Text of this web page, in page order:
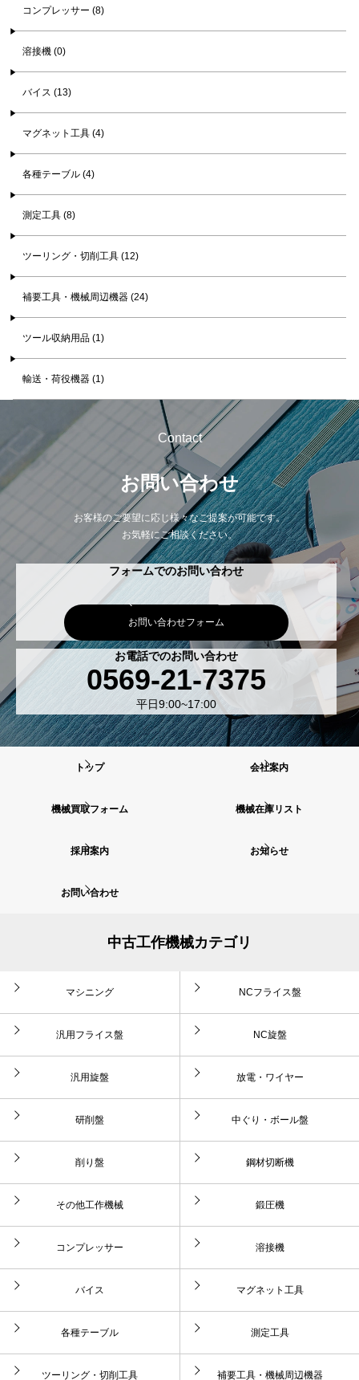
コンプレッサー (8)
溶接機 (0)
バイス (13)
マグネット工具 (4)
各種テーブル (4)
測定工具 (8)
ツーリング・切削工具 (12)
補要工具・機械周辺機器 (24)
ツール収納用品 (1)
輸送・荷役機器 (1)
Contact
お問い合わせ
お客様のご要望に応じ様々なご提案が可能です。
お気軽にご相談ください。
フォームでのお問い合わせ
お問い合わせフォーム
お電話でのお問い合わせ
0569-21-7375
平日9:00~17:00
トップ 会社案内
機械買取フォーム 機械在庫リスト
採用案内 お知らせ
お問い合わせ
中古工作機械カテゴリ
マシニング NCフライス盤
汎用フライス盤 NC旋盤
汎用旋盤 放電・ワイヤー
研削盤 中ぐり・ボール盤
削り盤 鋼材切断機
その他工作機械 鍛圧機
コンプレッサー 溶接機
バイス マグネット工具
各種テーブル 測定工具
ツーリング・切削工具 補要工具・機械周辺機器